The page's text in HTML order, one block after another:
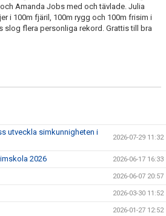
Amanda Jobs med och tävlade. Julia
i 100m fjäril, 100m rygg och 100m frisim i
slog flera personliga rekord. Grattis till bra
utveckla simkunnigheten i
2026-07-29 11:32
2026 2026-06-17 16:33
2026-06-07 20:57
2026-03-30 11:52
2026-01-27 12:52